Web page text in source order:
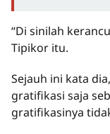
“Di sinilah
Tipikor itu.
Sejauh ini kata
gratifikasi saja
gratifikasinya